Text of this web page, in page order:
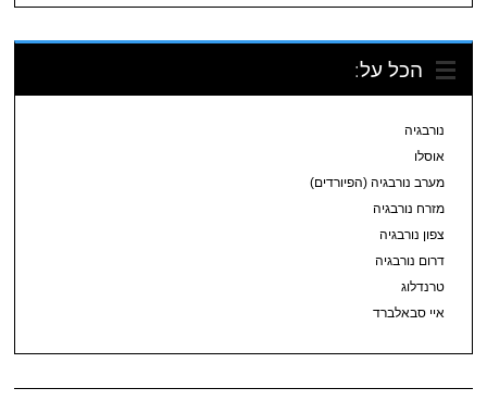
הכל על:
נורבגיה
אוסלו
מערב נורבגיה (הפיורדים)
מזרח נורבגיה
צפון נורבגיה
דרום נורבגיה
טרנדלוג
איי סבאלברד